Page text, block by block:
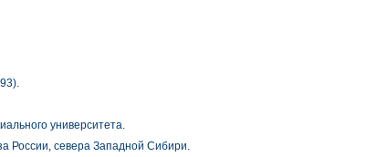
университета.
России, севера Западной Сибири.